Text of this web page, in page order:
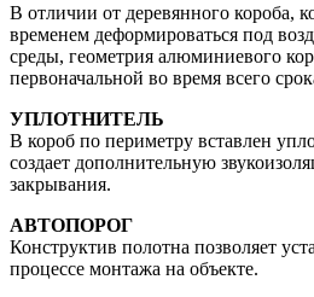
В отличии от деревянного короба,
временем деформироваться под
среды, геометрия алюминиевого
первоначальной во время всего
УПЛОТНИТЕЛЬ
В короб по периметру вставлен
создает дополнительную
закрывания.
АВТОПОРОГ
Конструктив полотна позволяет
процессе монтажа на объекте.